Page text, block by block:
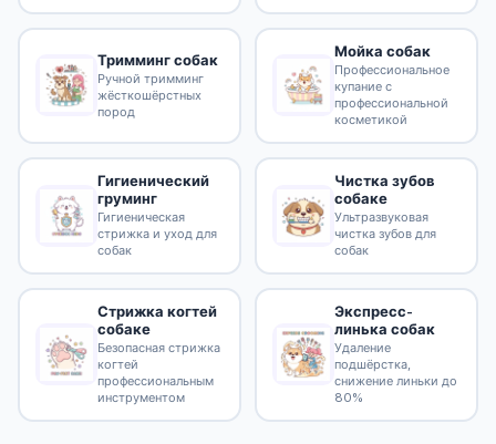
Тримминг собак
Ручной тримминг
жёсткошёрстных
пород
Мойка собак
Профессиональное
купание с
профессиональной
косметикой
Гигиенический
груминг
Гигиеническая
стрижка и уход для
собак
Чистка зубов
собаке
Ультразвуковая
чистка зубов для
собак
Стрижка когтей
собаке
Безопасная стрижка
когтей
профессиональным
инструментом
Экспресс-
линька собак
Удаление
подшёрстка,
снижение линьки до
80%